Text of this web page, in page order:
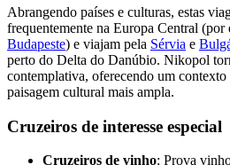
Abrangendo países e culturas, estas
frequentemente na Europa Central (por
Budapeste) e viajam pela Sérvia e
perto do Delta do Danúbio. Nikopol
contemplativa, oferecendo um
paisagem cultural mais ampla.
Cruzeiros de interesse especial
Cruzeiros de vinho: Prova